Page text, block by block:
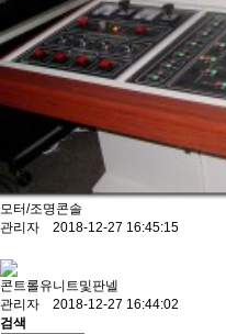
모터/조명콘솔
관리자 2018-12-27 16:45:15
콘트롤유니트및판넬
관리자 2018-12-27 16:44:02
검색